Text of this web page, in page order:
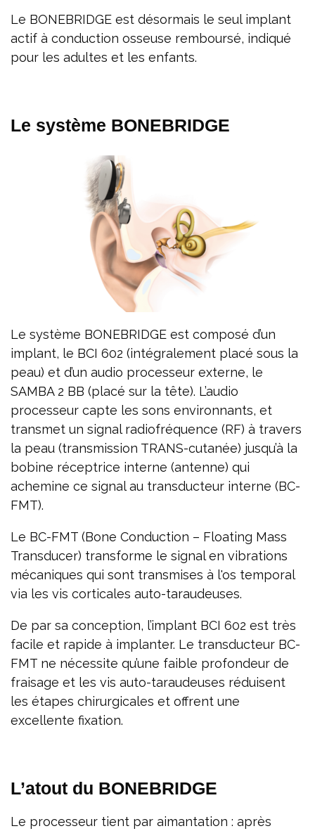
Le BONEBRIDGE est désormais le seul implant
actif à conduction osseuse remboursé, indiqué
pour les adultes et les enfants.
Le système BONEBRIDGE
Le système BONEBRIDGE est composé d’un
implant, le BCI 602 (intégralement placé sous la
peau) et d’un audio processeur externe, le
SAMBA 2 BB (placé sur la tête). L’audio
processeur capte les sons environnants, et
transmet un signal radiofréquence (RF) à travers
la peau (transmission TRANS-cutanée) jusqu’à la
bobine réceptrice interne (antenne) qui
achemine ce signal au transducteur interne (BC-
FMT).
Le BC-FMT (Bone Conduction – Floating Mass
Transducer) transforme le signal en vibrations
mécaniques qui sont transmises à l'os temporal
via les vis corticales auto-taraudeuses.
De par sa conception, l’implant BCI 602 est très
facile et rapide à implanter. Le transducteur BC-
FMT ne nécessite qu’une faible profondeur de
fraisage et les vis auto-taraudeuses réduisent
les étapes chirurgicales et offrent une
excellente fixation.
L’atout du BONEBRIDGE
Le processeur tient par aimantation : après